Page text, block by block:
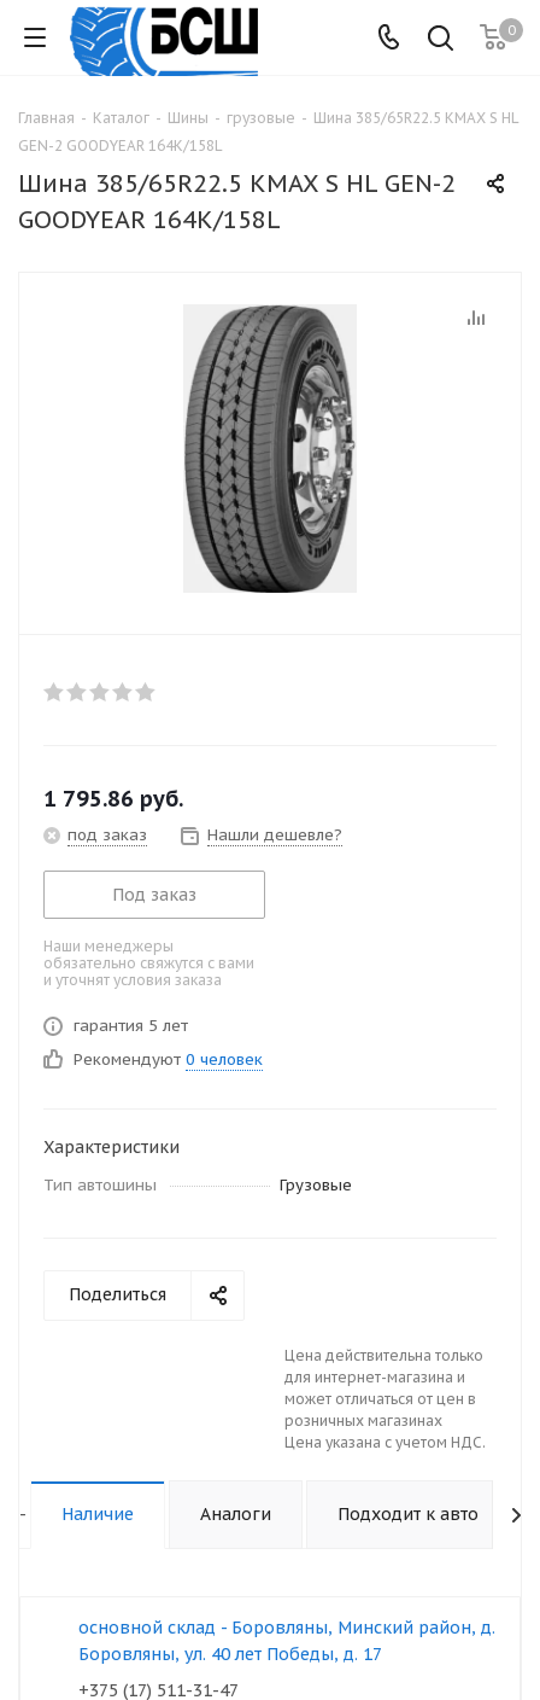
0
Главная - Каталог - Шины - грузовые - Шина 385/65R22.5 KMAX S HL
GEN-2 GOODYEAR 164K/158L
Шина 385/65R22.5 KMAX S HL GEN-2
GOODYEAR 164K/158L
1 795.86 руб.
под заказ Нашли дешевле?
Под заказ
Наши менеджеры
обязательно свяжутся с вами
и уточнят условия заказа
гарантия 5 лет
Рекомендуют 0 человек
Характеристики
Тип автошины Грузовые
Поделиться
Цена действительна только
для интернет-магазина и
может отличаться от цен в
розничных магазинах
Цена указана с учетом НДС.
- Наличие Аналоги Подходит к авто
основной склад - Боровляны, Минский район, д.
Боровляны, ул. 40 лет Победы, д. 17
+375 (17) 511-31-47